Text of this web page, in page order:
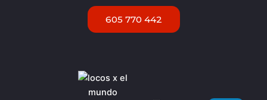
605 770 442